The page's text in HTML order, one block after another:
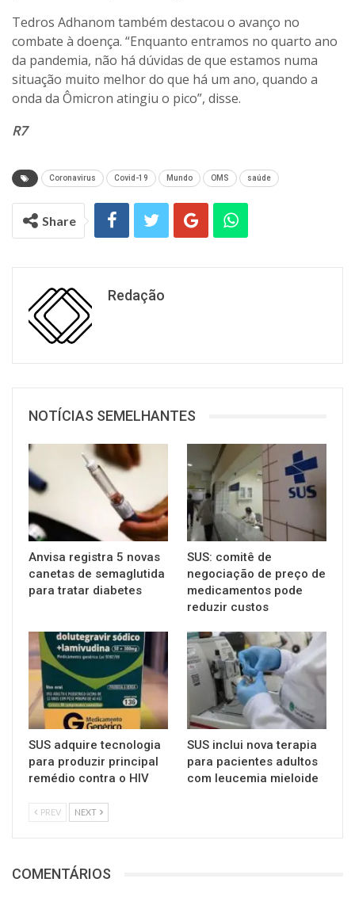
Tedros Adhanom também destacou o avanço no
combate à doença. “Enquanto entramos no quarto ano
da pandemia, não há dúvidas de que estamos numa
situação muito melhor do que há um ano, quando a
onda da Ômicron atingiu o pico”, disse.
R7
Coronavirus Covid-19 Mundo OMS saúde
Share
Redação
NOTÍCIAS SEMELHANTES
Anvisa registra 5 novas
canetas de semaglutida
para tratar diabetes
SUS: comitê de
negociação de preço de
medicamentos pode
reduzir custos
SUS adquire tecnologia
para produzir principal
remédio contra o HIV
SUS inclui nova terapia
para pacientes adultos
com leucemia mieloide
PREV NEXT
COMENTÁRIOS